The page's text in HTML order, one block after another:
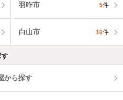
羽咋市 5件
白山市 10件
から探す